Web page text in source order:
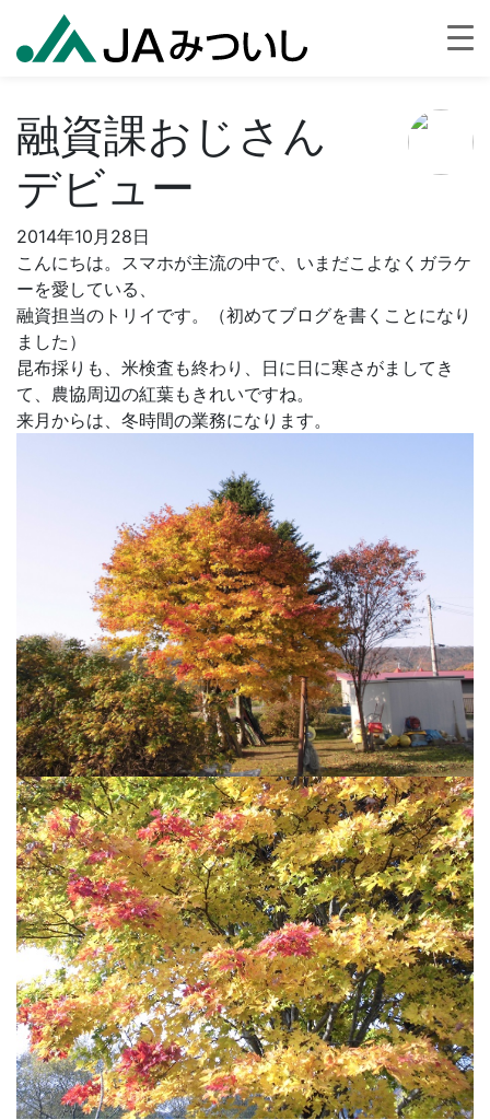
融資課おじさん
デビュー
2014年10月28日
こんにちは。スマホが主流の中で、いまだこよなくガラケ
ーを愛している、
融資担当のトリイです。（初めてブログを書くことになり
ました）
昆布採りも、米検査も終わり、日に日に寒さがましてき
て、農協周辺の紅葉もきれいですね。
来月からは、冬時間の業務になります。